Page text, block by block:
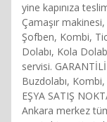
yine kapınıza
Çamaşır
Şofben, Kombi,
Dolabı, Kola
servisi.
Buzdolabı,
EŞYA SATIŞ
Ankara merkez